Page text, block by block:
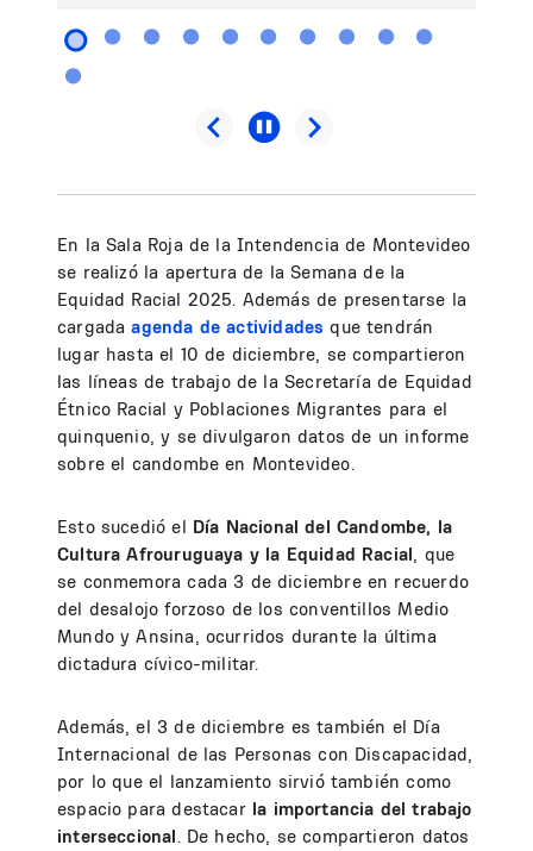
En la Sala Roja de la Intendencia de Montevideo
se realizó la apertura de la Semana de la
Equidad Racial 2025. Además de presentarse la
cargadaagenda de actividades que tendrán
lugar hasta el 10 de diciembre, se compartieron
las líneas de trabajo de la Secretaría de Equidad
Étnico Racial y Poblaciones Migrantes para el
quinquenio, y se divulgaron datos de un informe
sobre el candombe en Montevideo.
Esto sucedió el Día Nacional del Candombe, la
Cultura Afrouruguaya y la Equidad Racial, que
se conmemora cada 3 de diciembre en recuerdo
del desalojo forzoso de los conventillos Medio
Mundo y Ansina, ocurridos durante la última
dictadura cívico-militar.
Además, el 3 de diciembre es también el Día
Internacional de las Personas con Discapacidad,
por lo que el lanzamiento sirvió también como
espacio para destacar la importancia del trabajo
interseccional. De hecho, se compartieron datos